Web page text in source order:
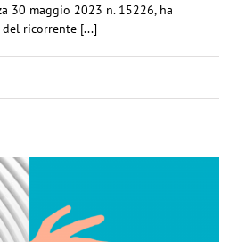
30 maggio 2023 n. 15226, ha
ricorrente [...]